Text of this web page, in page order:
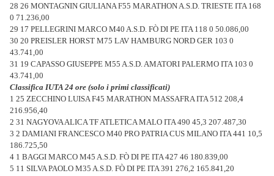
28 26 MONTAGNIN GIULIANA F55 MARATHON A.S.D. TRIESTE ITA 168
0 71.236,00
29 17 PELLEGRINI MARCO M40 A.S.D. FÒ DI PE ITA 118 0 50.086,00
30 20 PREISLER HORST M75 LAV HAMBURG NORD GER 103 0
43.741,00
31 19 CAPASSO GIUSEPPE M55 A.S.D. AMATORI PALERMO ITA 103 0
43.741,00
Classifica IUTA 24 ore (solo i primi classificati)
1 25 ZECCHINO LUISA F45 MARATHON MASSAFRA ITA 512 208,4
216.956,40
2 31 NAGYOVA ALICA TF ATLETICA MALO ITA 490 45,3 207.487,30
3 2 DAMIANI FRANCESCO M40 PRO PATRIA CUS MILANO ITA 441 10,5
186.725,50
4 1 BAGGI MARCO M45 A.S.D. FÒ DI PE ITA 427 46 180.839,00
5 11 SILVA PAOLO M35 A.S.D. FÒ DI PE ITA 391 276,2 165.841,20